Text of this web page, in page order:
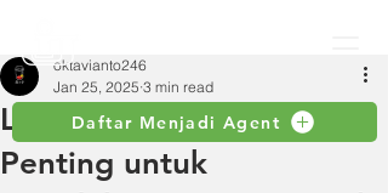
Daftar Menjadi Agent
Lift Barang: Investasi
Penting untuk
oktavianto246
Jan 25, 2025 3 min read